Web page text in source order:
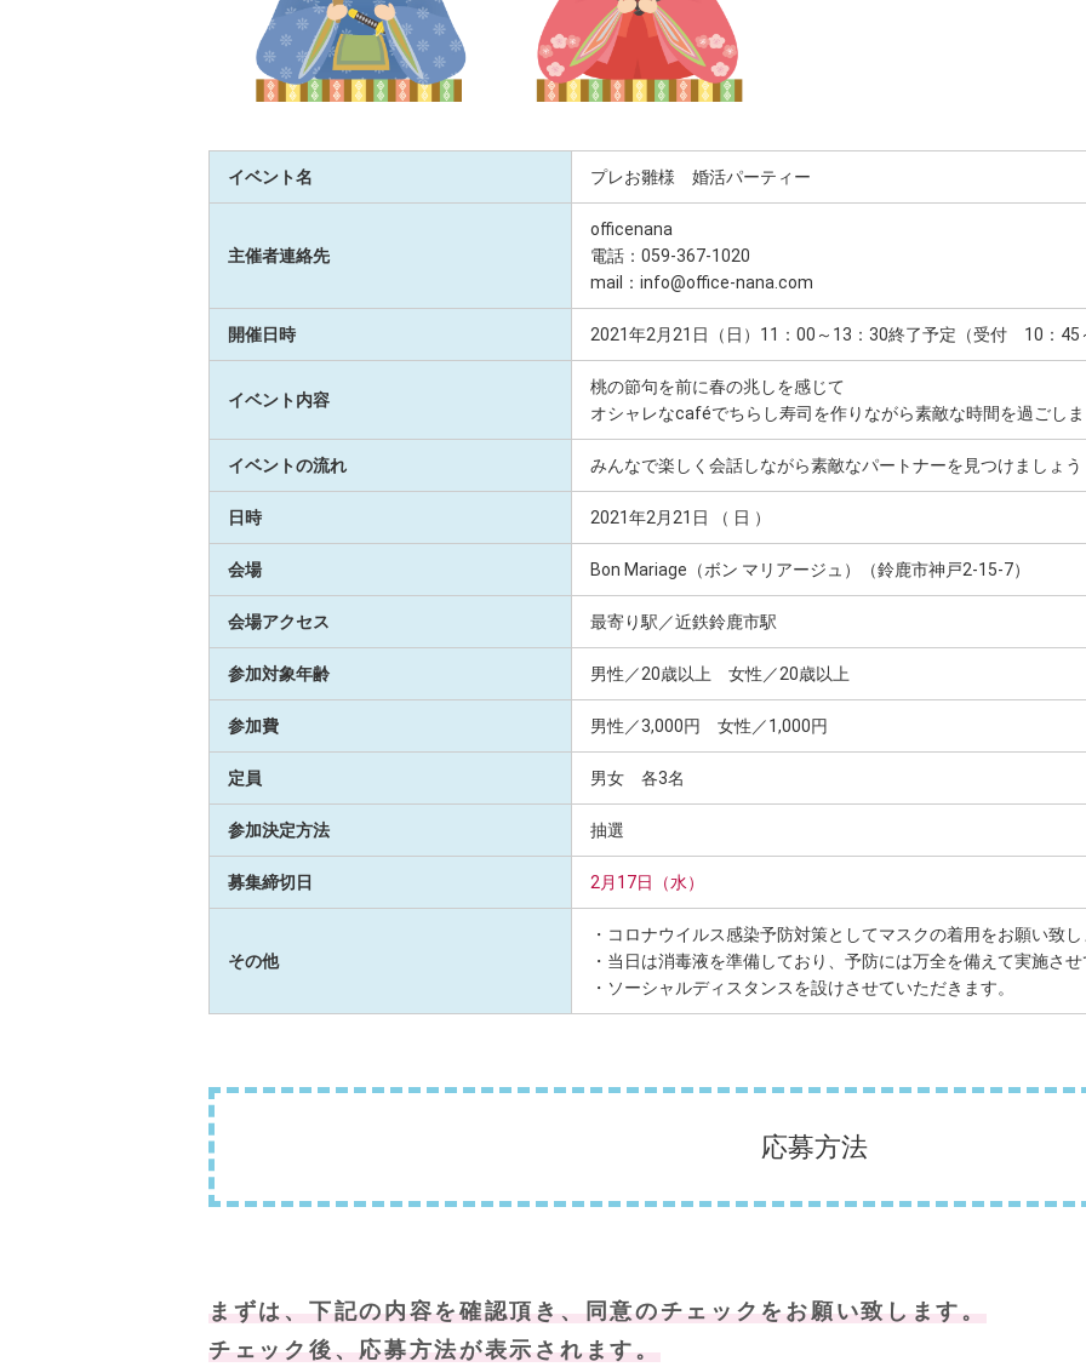
イベント名 プレお雛様 婚活パーティー
主催者連絡先
officenana
電話：059-367-1020
mail：info@office-nana.com
開催日時 2021年2月21日（日）11：00～13：30終了予定（受付 10：45
イベント内容
桃の節句を前に春の兆しを感じて
オシャレなcaféでちらし寿司を作りながら素敵な時間を過ごし
イベントの流れ みんなで楽しく会話しながら素敵なパートナーを見つけましょう
日時 2021年2月21日 （ 日 ）
会場 Bon Mariage（ボン マリアージュ）（鈴鹿市神戸2-15-7）
会場アクセス 最寄り駅／近鉄鈴鹿市駅
参加対象年齢 男性／20歳以上 女性／20歳以上
参加費 男性／3,000円 女性／1,000円
定員 男女 各3名
参加決定方法 抽選
募集締切日 2月17日（水）
その他
・コロナウイルス感染予防対策としてマスクの着用をお願い致
・当日は消毒液を準備しており、予防には万全を備えて実施さ
・ソーシャルディスタンスを設けさせていただきます。
応募方法
まずは、下記の内容を確認頂き、同意のチェックをお願い致します。
チェック後、応募方法が表示されます。